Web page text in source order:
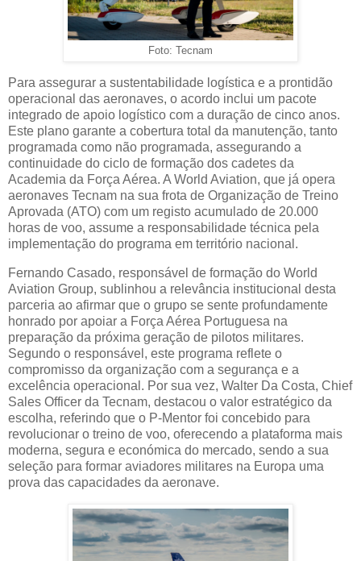
Foto: Tecnam
Para assegurar a sustentabilidade logística e a prontidão
operacional das aeronaves, o acordo inclui um pacote
integrado de apoio logístico com a duração de cinco anos.
Este plano garante a cobertura total da manutenção, tanto
programada como não programada, assegurando a
continuidade do ciclo de formação dos cadetes da
Academia da Força Aérea. A World Aviation, que já opera
aeronaves Tecnam na sua frota de Organização de Treino
Aprovada (ATO) com um registo acumulado de 20.000
horas de voo, assume a responsabilidade técnica pela
implementação do programa em território nacional.
Fernando Casado, responsável de formação do World
Aviation Group, sublinhou a relevância institucional desta
parceria ao afirmar que o grupo se sente profundamente
honrado por apoiar a Força Aérea Portuguesa na
preparação da próxima geração de pilotos militares.
Segundo o responsável, este programa reflete o
compromisso da organização com a segurança e a
excelência operacional. Por sua vez, Walter Da Costa, Chief
Sales Officer da Tecnam, destacou o valor estratégico da
escolha, referindo que o P-Mentor foi concebido para
revolucionar o treino de voo, oferecendo a plataforma mais
moderna, segura e económica do mercado, sendo a sua
seleção para formar aviadores militares na Europa uma
prova das capacidades da aeronave.